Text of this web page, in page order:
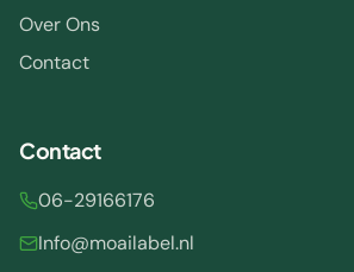
Over Ons
Contact
Contact
06-29166176
Info@moailabel.nl